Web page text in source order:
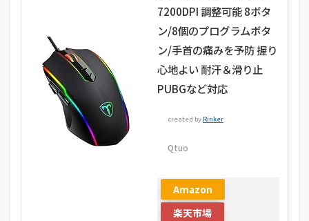
7200DPI 調整可能 8ボタ
ン/8個のプログラムボタ
ン/手首の痛みを予防 握り
心地よい 耐汗＆滑り止
PUBGなど対応
created byRinker
Qtuo
Amazon
楽天市場